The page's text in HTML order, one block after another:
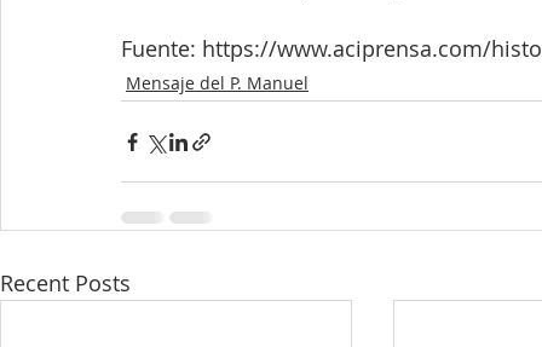
Fuente: https://www.aciprensa.com/
Mensaje del P. Manuel
Recent Posts